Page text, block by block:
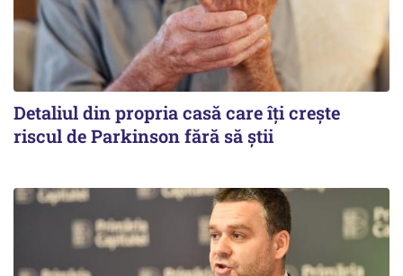
Detaliul din propria casă care îți crește
riscul de Parkinson fără să știi